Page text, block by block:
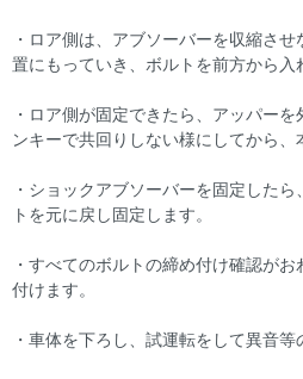
・ロア側は、アブソーバーを収縮さ
置にもっていき、ボルトを前方から入
・ロア側が固定できたら、アッパー
ンキーで共回りしない様にしてから、
・ショックアブソーバーを固定した
トを元に戻し固定します。
・すべてのボルトの締め付け確認が
付けます。
・車体を下ろし、試運転をして異音等